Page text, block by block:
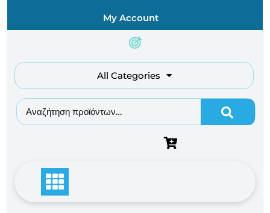
My Account
All Categories
Αναζήτηση για: